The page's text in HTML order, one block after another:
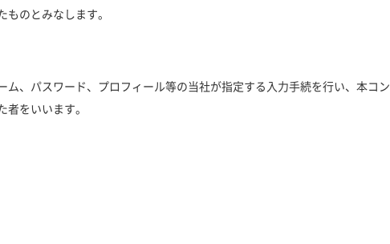
のとみなします。
ム、パスワード、プロフィール等の当社が指定する入力手続を行い、本コン
をいいます。